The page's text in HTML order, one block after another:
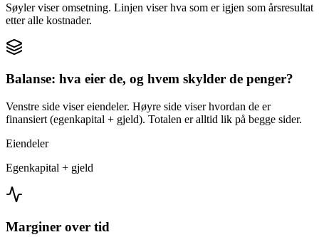
Søyler viser omsetning. Linjen viser hva som er igjen som årsresultat
etter alle kostnader.
Balanse: hva eier de, og hvem skylder de penger?
Venstre side viser eiendeler. Høyre side viser hvordan de er
finansiert (egenkapital + gjeld). Totalen er alltid lik på begge sider.
Eiendeler
Egenkapital + gjeld
Marginer over tid